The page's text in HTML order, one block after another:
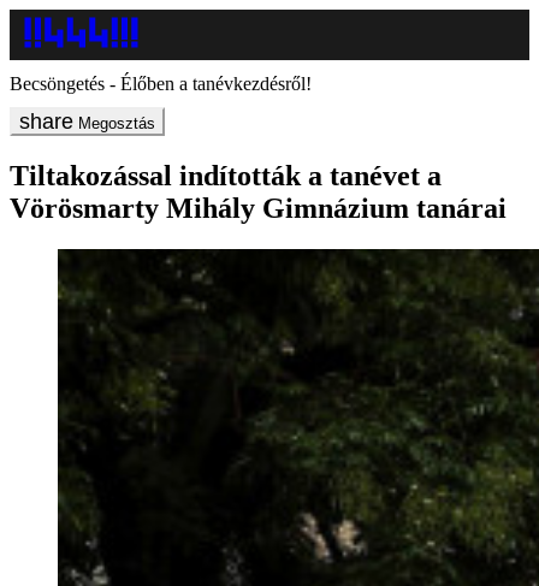
Becsöngetés - Élőben a tanévkezdésről!
Megosztás
Tiltakozással indították a tanévet a
Vörösmarty Mihály Gimnázium tanárai